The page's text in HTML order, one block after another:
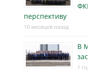
перспективу
10 месяцев назад
В
1